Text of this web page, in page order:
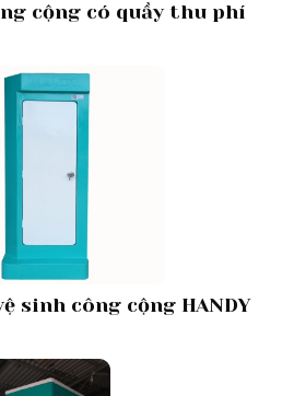
cộng có quầy thu phí
sinh công cộng HANDY